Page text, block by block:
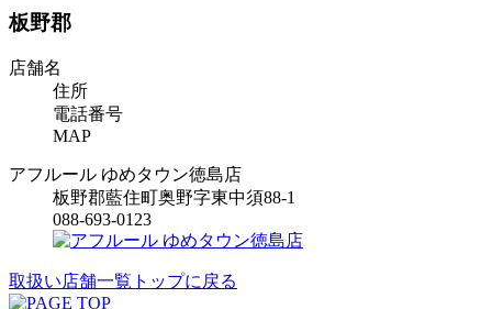
板野郡
店舗名
住所
電話番号
MAP
アフルール ゆめタウン徳島店
板野郡藍住町奥野字東中須88-1
088-693-0123
取扱い店舗一覧トップに戻る